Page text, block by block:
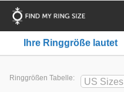
Ihre Ringgröße lautet
Ringgrößen Tabelle: US Sizes